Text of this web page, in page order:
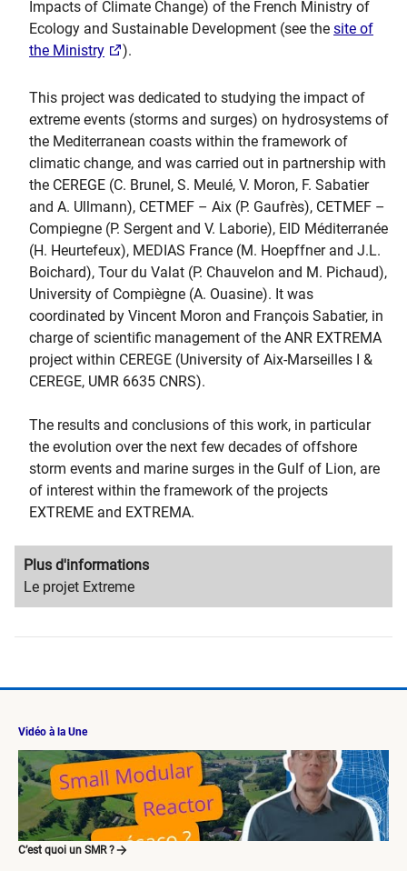
Impacts of Climate Change) of the French Ministry of
Ecology and Sustainable Development (see the site of
the Ministry
).
This project was dedicated to studying the impact of
extreme events (storms and surges) on hydrosystems of
the Mediterranean coasts within the framework of
climatic change, and was carried out in partnership with
the CEREGE (C. Brunel, S. Meulé, V. Moron, F. Sabatier
and A. Ullmann), CETMEF – Aix (P. Gaufrès), CETMEF –
Compiegne (P. Sergent and V. Laborie), EID Méditerranée
(H. Heurtefeux), MEDIAS France (M. Hoepffner and J.L.
Boichard), Tour du Valat (P. Chauvelon and M. Pichaud),
University of Compiègne (A. Ouasine). It was
coordinated by Vincent Moron and François Sabatier, in
charge of scientific management of the ANR EXTREMA
project within CEREGE (University of Aix-Marseilles I &
CEREGE, UMR 6635 CNRS).
The results and conclusions of this work, in particular
the evolution over the next few decades of offshore
storm events and marine surges in the Gulf of Lion, are
of interest within the framework of the projects
EXTREME and EXTREMA.
Migration
content
title
Plus d'informations
Migration
content
Le projet Extreme
Vidéo à la Une
C’est quoi un SMR ?